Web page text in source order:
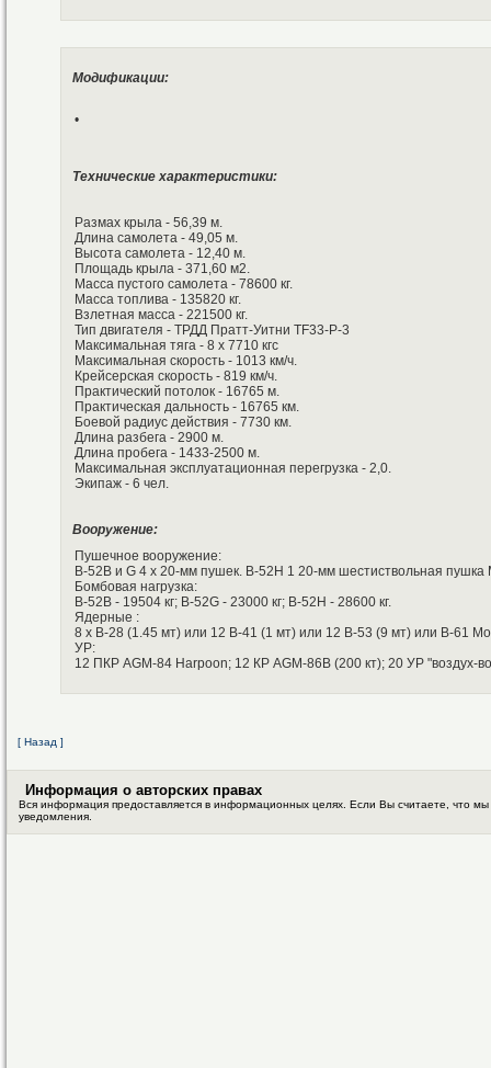
Модификации:
•
Технические характеристики:
Размах крыла - 56,39 м.
Длина самолета - 49,05 м.
Высота самолета - 12,40 м.
Площадь крыла - 371,60 м2.
Масса пустого самолета - 78600 кг.
Масса топлива - 135820 кг.
Взлетная масса - 221500 кг.
Тип двигателя - ТРДД Пратт-Уитни TF33-P-3
Максимальная тяга - 8 х 7710 кгс
Максимальная скорость - 1013 км/ч.
Крейсерская скорость - 819 км/ч.
Практический потолок - 16765 м.
Практическая дальность - 16765 км.
Боевой радиус действия - 7730 км.
Длина разбега - 2900 м.
Длина пробега - 1433-2500 м.
Максимальная эксплуатационная перегрузка - 2,0.
Экипаж - 6 чел.
Вооружение:
Пушечное вооружение:
В-52В и G 4 х 20-мм пушек. B-52H 1 20-мм шестиствольная
Бомбовая нагрузка:
В-52В - 19504 кг; В-52G - 23000 кг; B-52H - 28600 кг.
Ядерные :
8 х B-28 (1.45 мт) или 12 В-41 (1 мт) или 12 В-53 (9 мт) или В-61
УР:
12 ПКР AGM-84 Harpoon; 12 КР AGM-86B (200 кт); 20 УР "воздух-
[ Назад ]
Информация о авторских правах
Вся информация предоставляется в информационных целях. Если Вы считаете, что
уведомления.